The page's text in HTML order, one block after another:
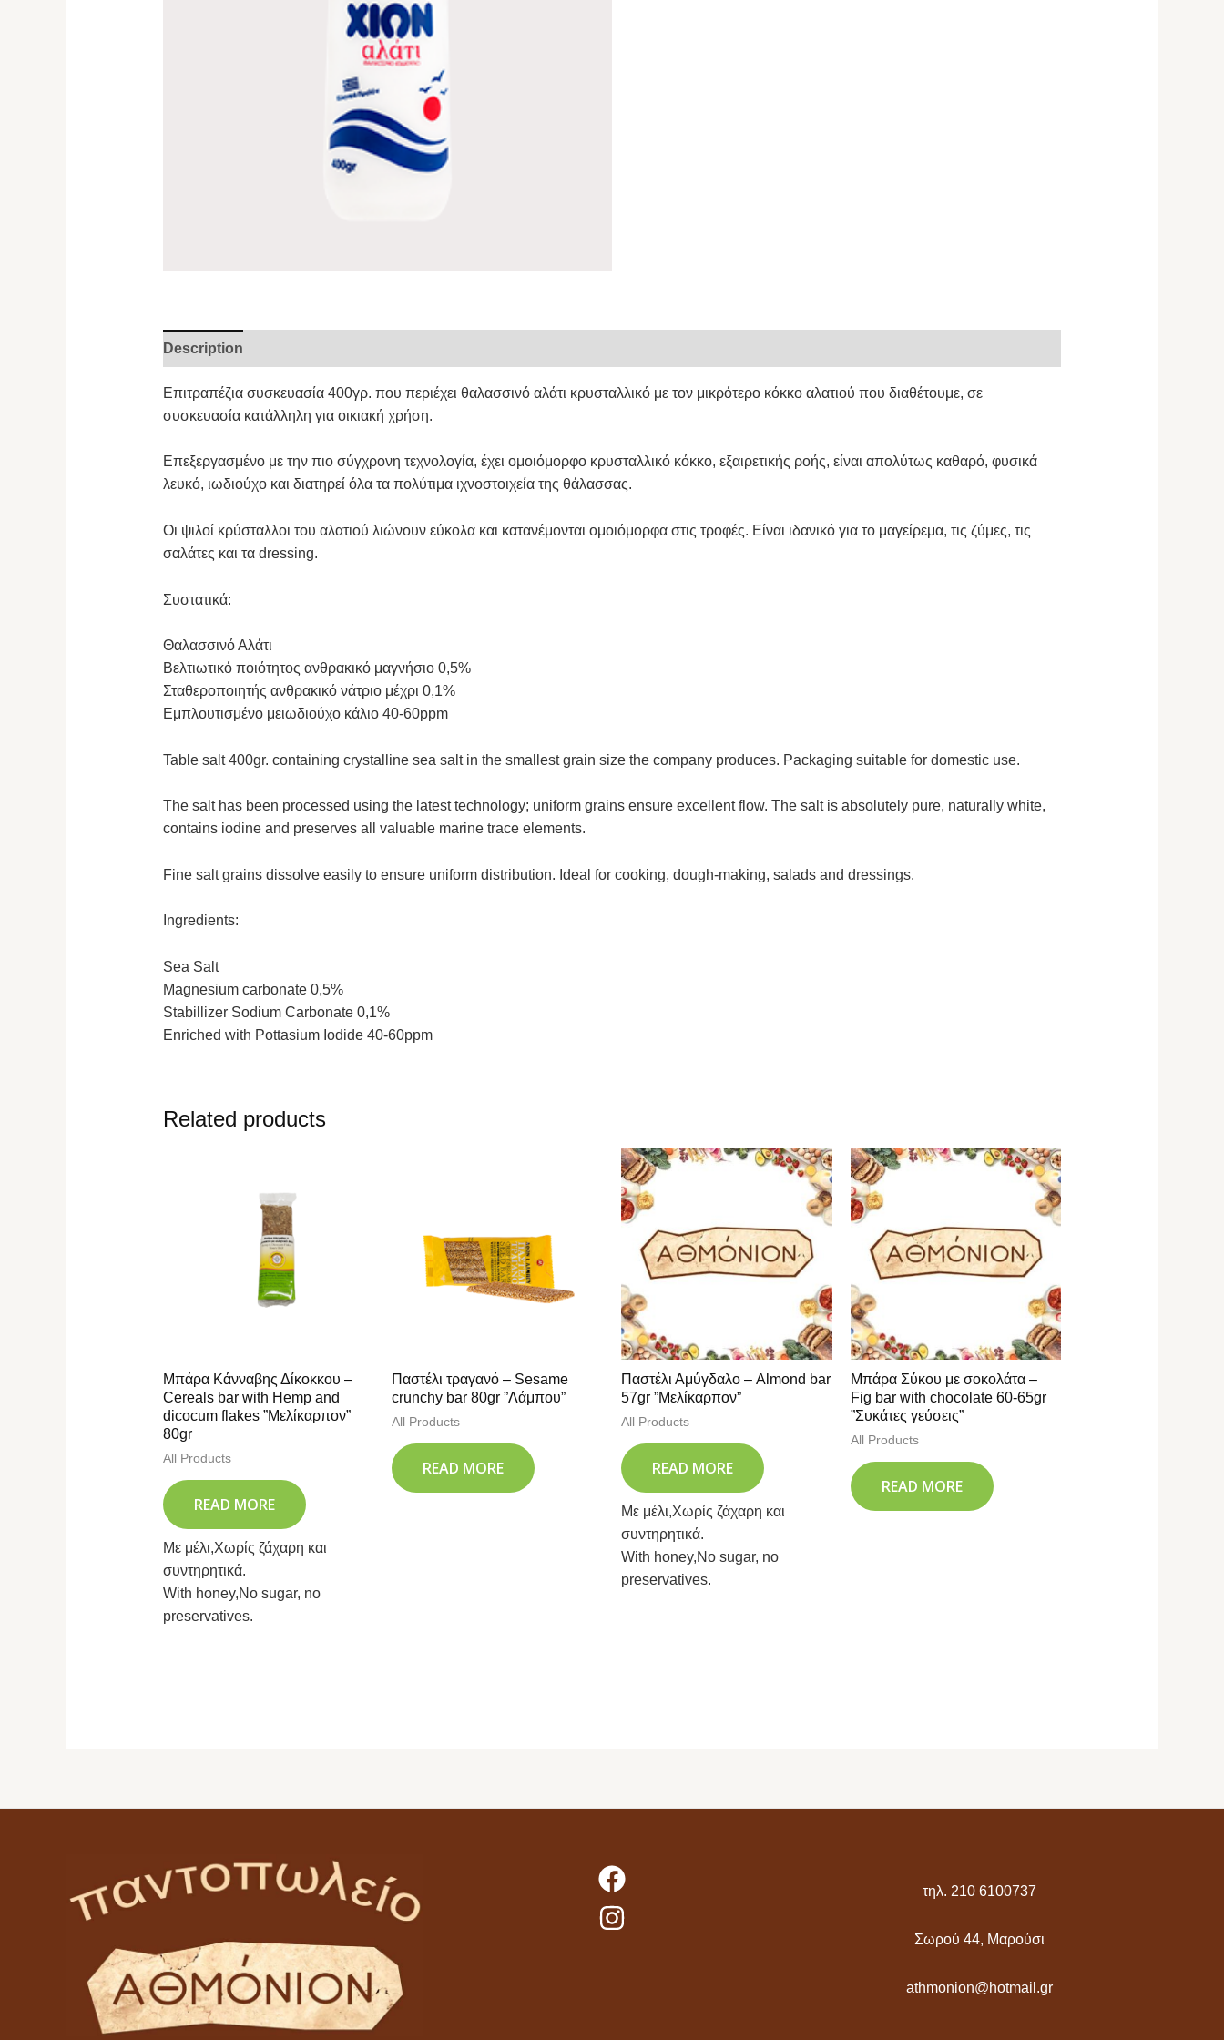
Description
Επιτραπέζια συσκευασία 400γρ. που περιέχει θαλασσινό αλάτι κρυσταλλικό με τον μικρότερο κόκκο αλατιού που διαθέτουμε, σε
συσκευασία κατάλληλη για οικιακή χρήση.
Επεξεργασμένο με την πιο σύγχρονη τεχνολογία, έχει ομοιόμορφο κρυσταλλικό κόκκο, εξαιρετικής ροής, είναι απολύτως καθαρό, φυσικά
λευκό, ιωδιούχο και διατηρεί όλα τα πολύτιμα ιχνοστοιχεία της θάλασσας.
Οι ψιλοί κρύσταλλοι του αλατιού λιώνουν εύκολα και κατανέμονται ομοιόμορφα στις τροφές. Είναι ιδανικό για το μαγείρεμα, τις ζύμες, τις
σαλάτες και τα dressing.
Συστατικά:
Θαλασσινό Αλάτι
Βελτιωτικό ποιότητος ανθρακικό μαγνήσιο 0,5%
Σταθεροποιητής ανθρακικό νάτριο μέχρι 0,1%
Εμπλουτισμένο μειωδιούχο κάλιο 40-60ppm
Table salt 400gr. containing crystalline sea salt in the smallest grain size the company produces. Packaging suitable for domestic use.
The salt has been processed using the latest technology; uniform grains ensure excellent flow. The salt is absolutely pure, naturally white,
contains iodine and preserves all valuable marine trace elements.
Fine salt grains dissolve easily to ensure uniform distribution. Ideal for cooking, dough-making, salads and dressings.
Ingredients:
Sea Salt
Magnesium carbonate 0,5%
Stabillizer Sodium Carbonate 0,1%
Enriched with Pottasium Iodide 40-60ppm
Related products
Μπάρα Κάνναβης Δίκοκκου –
Cereals bar with Hemp and
dicocum flakes ”Μελίκαρπον”
80gr
All Products
READ MORE
Με μέλι,Χωρίς ζάχαρη και
συντηρητικά.
With honey,No sugar, no
preservatives.
Παστέλι τραγανό – Sesame
crunchy bar 80gr ”Λάμπου”
All Products
READ MORE
Παστέλι Αμύγδαλο – Almond bar
57gr ”Μελίκαρπον”
All Products
READ MORE
Με μέλι,Χωρίς ζάχαρη και
συντηρητικά.
With honey,No sugar, no
preservatives.
Μπάρα Σύκου με σοκολάτα –
Fig bar with chocolate 60-65gr
”Συκάτες γεύσεις”
All Products
READ MORE
τηλ. 210 6100737
Σωρού 44, Μαρούσι
athmonion@hotmail.gr